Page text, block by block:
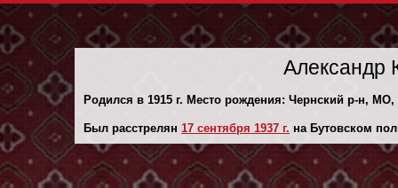
Александр
Родился в 1915 г. Место рождения: Чернский р-н,
Был расстрелян 17 сентября 1937 г. на Бутовском